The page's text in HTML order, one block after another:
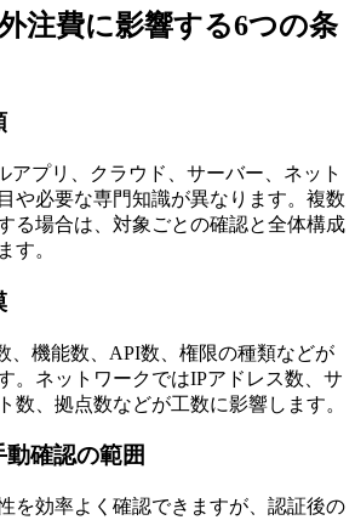
注費に影響する6つの条
アプリ、クラウド、サーバー、ネット
や必要な専門知識が異なります。複数
る場合は、対象ごとの確認と全体構成
す。
、機能数、API数、権限の種類などが
。ネットワークではIPアドレス数、サ
数、拠点数などが工数に影響します。
確認の範囲
を効率よく確認できますが、認証後の